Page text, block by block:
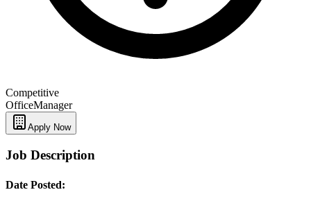
Competitive
OfficeManager
Apply Now
Job Description
Date Posted: